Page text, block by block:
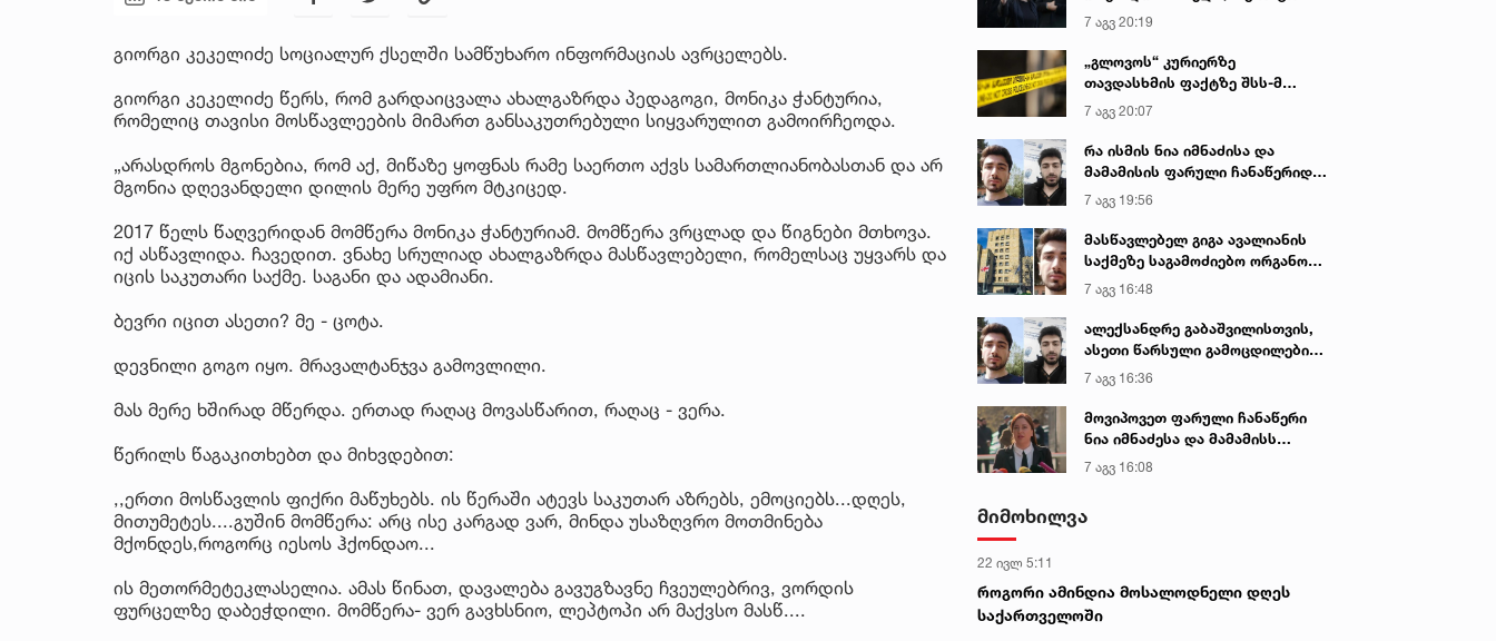
გიორგი კეკელიძე სოციალურ ქსელში სამწუხარო ინფორმაციას ავრცელებს.
გიორგი კეკელიძე წერს, რომ გარდაიცვალა ახალგაზრდა პედაგოგი, მონიკა ჭანტურია,
რომელიც თავისი მოსწავლეების მიმართ განსაკუთრებული სიყვარულით გამოირჩეოდა.
„არასდროს მგონებია, რომ აქ, მიწაზე ყოფნას რამე საერთო აქვს სამართლიანობასთან და არ
მგონია დღევანდელი დილის მერე უფრო მტკიცედ.
2017 წელს წაღვერიდან მომწერა მონიკა ჭანტურიამ. მომწერა ვრცლად და წიგნები მთხოვა.
იქ ასწავლიდა. ჩავედით. ვნახე სრულიად ახალგაზრდა მასწავლებელი, რომელსაც უყვარს და
იცის საკუთარი საქმე. საგანი და ადამიანი.
ბევრი იცით ასეთი? მე - ცოტა.
დევნილი გოგო იყო. მრავალტანჯვა გამოვლილი.
მას მერე ხშირად მწერდა. ერთად რაღაც მოვასწარით, რაღაც - ვერა.
წერილს წაგაკითხებთ და მიხვდებით:
,,ერთი მოსწავლის ფიქრი მაწუხებს. ის წერაში ატევს საკუთარ აზრებს, ემოციებს...დღეს,
მითუმეტეს....გუშინ მომწერა: არც ისე კარგად ვარ, მინდა უსაზღვრო მოთმინება
მქონდეს,როგორც იესოს ჰქონდაო...
ის მეთორმეტეკლასელია. ამას წინათ, დავალება გავუგზავნე ჩვეულებრივ, ვორდის
ფურცელზე დაბეჭდილი. მომწერა- ვერ გავხსნიო, ლეპტოპი არ მაქვსო მასწ....
იყო ნია იმნაძე წამქეზებელი...“ -
გიგა ავალიანის დედა
7 აგვ 20:19
„გლოვოს“ კურიერზე
თავდასხმის ფაქტზე შსს-მ
გამოძიება დაიწყო
7 აგვ 20:07
რა ისმის ნია იმნაძისა და
მამამისის ფარული ჩანაწერიდან
- გიგა ავალიანის მკვლელობის
საქმე
7 აგვ 19:56
მასწავლებელ გიგა ავალიანის
საქმეზე საგამოძიებო ორგანო
დაკავებულ არასრულწლოვნებს -
ნია იმნაძესა და ანასტასია
ბერუაშვილს 30 დღის
განმავლობაში ფარულად
7 აგვ 16:48
ალექსანდრე გაბაშვილისთვის,
ასეთი წარსული გამოცდილების
ადამიანისთვის ინფორმაციის
მიწოდება, რომ მასწავლებელი
სექსუალურად ავიწროებდა,
ფაქტობრივად, წაქეზება იყო -
7 აგვ 16:36
მოვიპოვეთ ფარული ჩანაწერი
ნია იმნაძესა და მამამისს
შორის, განიხილავდნენ, როგორ
ჩაიდინა გაბაშვილმა დანაშაული
არასწორად მოიქცა, თუმცა
ეპოქაში სხვანაირად ხდება -
პროკურორი
7 აგვ 16:08
მიმოხილვა
22 ივლ 5:11
როგორი ამინდია მოსალოდნელი დღეს
საქართველოში